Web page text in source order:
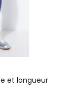
et longueur